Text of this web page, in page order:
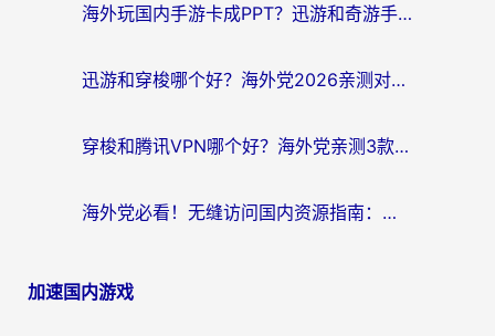
海外玩国内手游卡成PPT？迅游和奇游手游哪个好？附真实VPN评测及番茄加速器体验
迅游和穿梭哪个好？海外党2026亲测对比+免费vs付费选择指南，附番茄加速器实测体验
穿梭和腾讯VPN哪个好？海外党亲测3款热门回国加速器，附避坑指南
海外党必看！无缝访问国内资源指南：从vpn官网下载到加速器选择（附番茄实测）
加速国内游戏